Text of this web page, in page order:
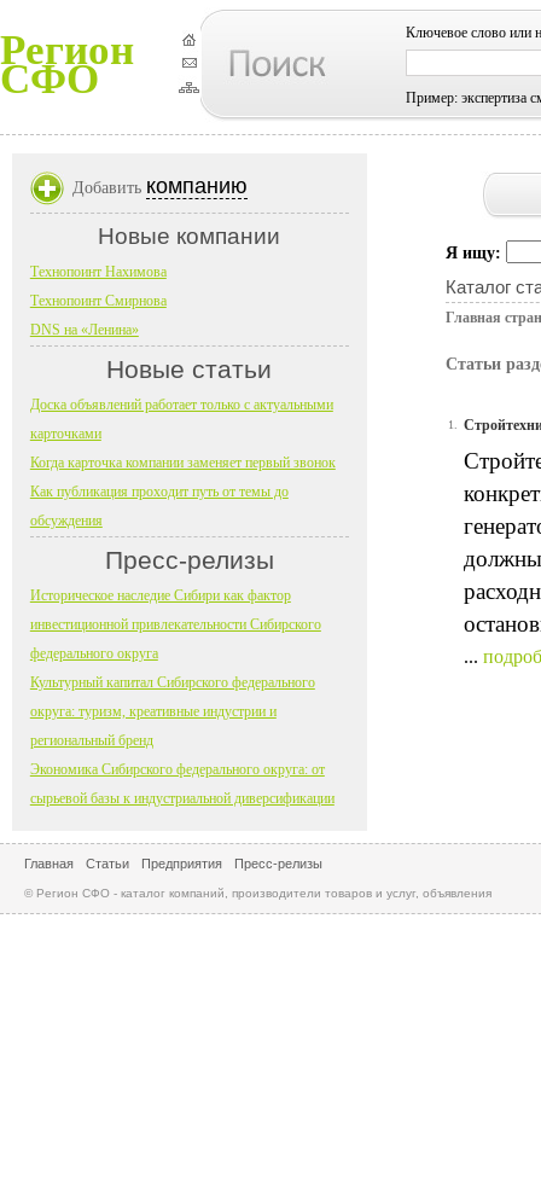
Регион
СФО
Ключевое слово или
Пример: экспертиза
Я ищу:
Каталог
Главная
Статьи
1.
должны
...
Добавить компанию
Новые компании
Технопоинт Нахимова
Технопоинт Смирнова
DNS на «Ленина»
Новые статьи
Доска объявлений работает только с актуальными
карточками
Когда карточка компании заменяет первый звонок
Как публикация проходит путь от темы до
обсуждения
Пресс-релизы
Историческое наследие Сибири как фактор
инвестиционной привлекательности Сибирского
федерального округа
Культурный капитал Сибирского федерального
округа: туризм, креативные индустрии и
региональный бренд
Экономика Сибирского федерального округа: от
сырьевой базы к индустриальной диверсификации
Главная Статьи Предприятия Пресс-релизы
© Регион СФО - каталог компаний, производители товаров и услуг, объявления